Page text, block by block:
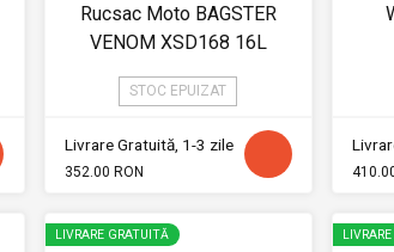
Rucsac Moto BAGSTER
VENOM XSD168 16L
STOC EPUIZAT
Livrare Gratuită, 1-3 zile
352.00 RON
LIVRARE GRATUITĂ